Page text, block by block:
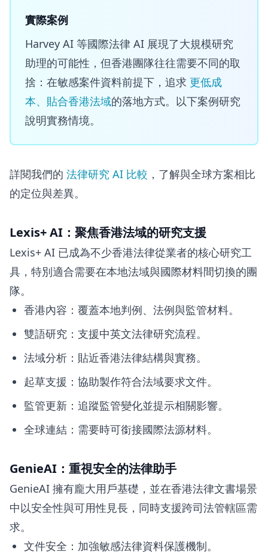
實際案例
Harvey AI 等國際法律 AI 展現了大規模研究
助理的可能性，但香港團隊往往需要不同的取
捨：在敏感案件資料前提下，追求 更低成
本、貼合香港法域的落地方式。以下案例研究
說明實務情境。
詳閱我們的 法律研究 AI 比較 ，了解與全球方案相比
的定位與差異。
Lexis+ AI：聚焦香港法域的研究支援
Lexis+ AI 已成為不少香港法律從業者的核心研究工
具，特別適合需要在本地法域與國際材料間切換的團
隊。
香港內容：覆蓋本地判例、法例與監管材料。
雙語研究：支援中英文法律研究流程。
法域分析：貼近香港法律結構與實務。
起草支援：協助製作符合法域要求文件。
監管更新：追蹤監管變化並提示相關影響。
全球連結：需要時可銜接國際法源材料。
GenieAI：重視安全的法律助手
GenieAI 擁有龐大用戶基礎，並在香港法律文書場景
中以安全性與可用性見長，同時支援跨司法管轄區需
求。
文件安全：加強敏感法律資料保護機制。